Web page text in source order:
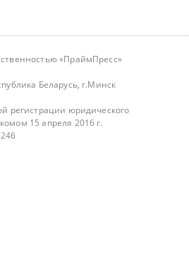
«ПраймПресс»
Беларусь, г.Минск
регистрации юридического
15 апреля 2016 г.